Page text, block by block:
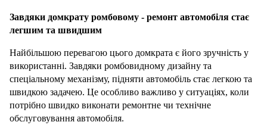
Завдяки домкрату ромбовому - ремонт автомобіля стає
легшим та швидшим
Найбільшою перевагою цього домкрата є його зручність у
використанні. Завдяки ромбовидному дизайну та
спеціальному механізму, підняти автомобіль стає легкою та
швидкою задачею. Це особливо важливо у ситуаціях, коли
потрібно швидко виконати ремонтне чи технічне
обслуговування автомобіля.